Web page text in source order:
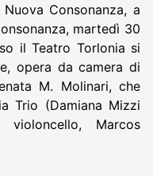
Consonanza, a
martedì 30
il Teatro Torlonia si
opera da camera di
M. Molinari, che
Trio (Damiana Mizzi
violoncello, Marcos